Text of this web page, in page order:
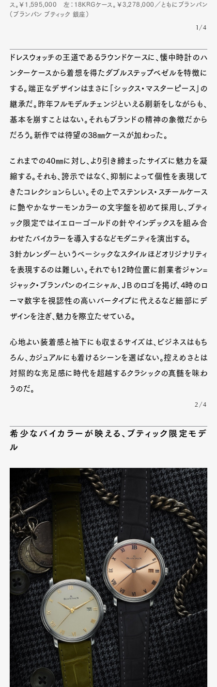
ス。￥1,595,000 左：18KRGケース。￥3,278,000／ともにブランパン
（ブランパン ブティック 銀座）
1/4
ドレスウォッチの王道であるラウンドケースに、懐中時計のハ
ンターケースから着想を得たダブルステップベゼルを特徴に
する。端正なデザインはまさに「シックス・マスターピース」の
継承だ。昨年フルモデルチェンジといえる刷新をしながらも、
基本を崩すことはない。それもブランドの精神の象徴だから
だろう。新作では待望の38㎜ケースが加わった。
これまでの40㎜に対し、より引き締まったサイズに魅力を凝
縮する。それも、誇示ではなく、抑制によって個性を表現して
きたコレクションらしい。その上でステンレス・スチールケース
に艶やかなサーモンカラーの文字盤を初めて採用し、ブティ
ック限定ではイエローゴールドの針やインデックスを組み合
わせたバイカラーを導入するなどモダニティを演出する。
3針カレンダーというベーシックなスタイルほどオリジナリティ
を表現するのは難しい。それでも12時位置に創業者ジャン=
ジャック・ブランパンのイニシャル、ＪＢのロゴを掲げ、4時のロ
ーマ数字を視認性の高いバータイプに代えるなど細部にデ
ザインを注ぎ、魅力を際立たせている。
心地よい装着感と袖下にも収まるサイズは、ビジネスはもち
ろん、カジュアルにも着けるシーンを選ばない。控えめさとは
対照的な充足感に時代を超越するクラシックの真髄を味わ
うのだ。
2/4
希少なバイカラーが映える、ブティック限定モデ
ル